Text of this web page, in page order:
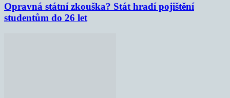
Opravná státní zkouška? Stát hradí pojištění
studentům do 26 let